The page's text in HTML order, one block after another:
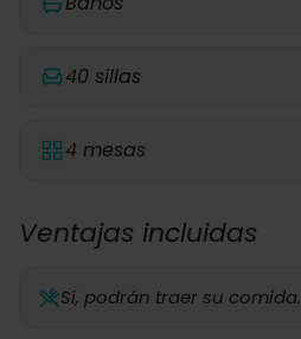
40 sillas
4 mesas
Ventajas incluidas
Sí, podrán traer su comida.